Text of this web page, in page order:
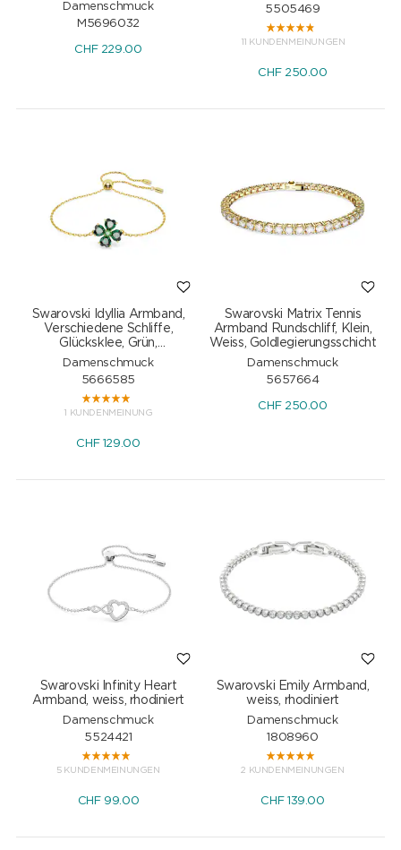
Damenschmuck
M5696032
CHF 229.00
5505469
11 KUNDENMEINUNGEN
CHF 250.00
Swarovski Idyllia Armband,
Verschiedene Schliffe,
Glücksklee, Grün,
Goldlegierungsschicht
Damenschmuck
5666585
1 KUNDENMEINUNG
CHF 129.00
Swarovski Matrix Tennis
Armband Rundschliff, Klein,
Weiss, Goldlegierungsschicht
Damenschmuck
5657664
CHF 250.00
Swarovski Infinity Heart
Armband, weiss, rhodiniert
Damenschmuck
5524421
5 KUNDENMEINUNGEN
CHF99.00
Swarovski Emily Armband,
weiss, rhodiniert
Damenschmuck
1808960
2 KUNDENMEINUNGEN
CHF139.00